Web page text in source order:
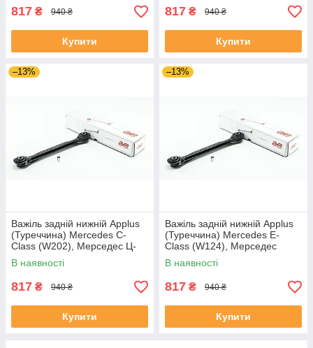
817 ₴ 940 ₴
Купити
817 ₴ 940 ₴
Купити
–13%
Важіль задній нижній Applus
(Туреччина) Mercedes C-
Class (W202), Мерседес Ц-
Клас 93-00 #11978AP
UAUQLZN4
В наявності
817 ₴ 940 ₴
Купити
–13%
Важіль задній нижній Applus
(Туреччина) Mercedes E-
Class (W124), Мерседес
(В124) 93-96 #11978AP
UAJPHBL4
В наявності
817 ₴ 940 ₴
Купити